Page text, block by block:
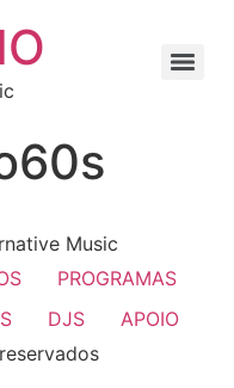
Music
PROGRAMAS
DJS
APOIO